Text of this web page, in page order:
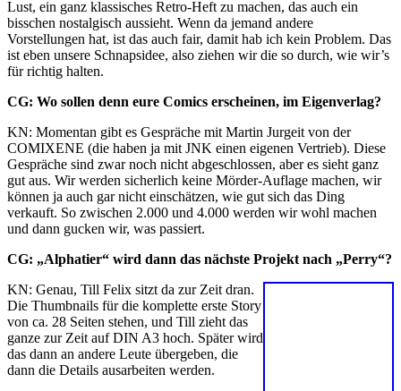
Lust, ein ganz klassisches Retro-Heft zu machen, das auch ein
bisschen nostalgisch aussieht. Wenn da jemand andere
Vorstellungen hat, ist das auch fair, damit hab ich kein Problem. Das
ist eben unsere Schnapsidee, also ziehen wir die so durch, wie wir’s
für richtig halten.
CG: Wo sollen denn eure Comics erscheinen, im Eigenverlag?
KN: Momentan gibt es Gespräche mit Martin Jurgeit von der
COMIXENE (die haben ja mit JNK einen eigenen Vertrieb). Diese
Gespräche sind zwar noch nicht abgeschlossen, aber es sieht ganz
gut aus. Wir werden sicherlich keine Mörder-Auflage machen, wir
können ja auch gar nicht einschätzen, wie gut sich das Ding
verkauft. So zwischen 2.000 und 4.000 werden wir wohl machen
und dann gucken wir, was passiert.
CG: „Alphatier“ wird dann das nächste Projekt nach „Perry“?
KN: Genau, Till Felix sitzt da zur Zeit dran.
Die Thumbnails für die komplette erste Story
von ca. 28 Seiten stehen, und Till zieht das
ganze zur Zeit auf DIN A3 hoch. Später wird
das dann an andere Leute übergeben, die
dann die Details ausarbeiten werden.